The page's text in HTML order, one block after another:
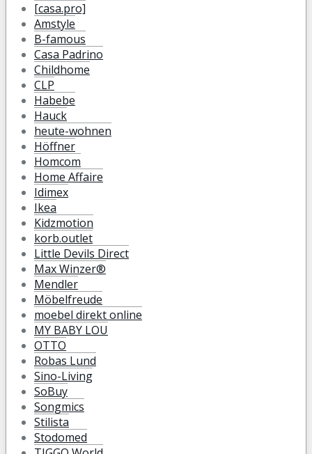
[casa.pro]
Amstyle
B-famous
Casa Padrino
Childhome
CLP
Habebe
Hauck
heute-wohnen
Höffner
Homcom
Home Affaire
Idimex
Ikea
Kidzmotion
korb.outlet
Little Devils Direct
Max Winzer®
Mendler
Möbelfreude
moebel direkt online
MY BABY LOU
OTTO
Robas Lund
Sino-Living
SoBuy
Songmics
Stilista
Stodomed